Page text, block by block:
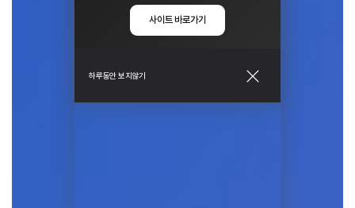
사이트 바로가기
하루동안 보지않기 닫기
사이트 바로가기
하루동안 보지않기 닫기